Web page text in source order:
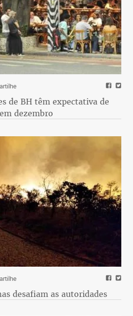
de BH têm expectativa de
dezembro
desafiam as autoridades